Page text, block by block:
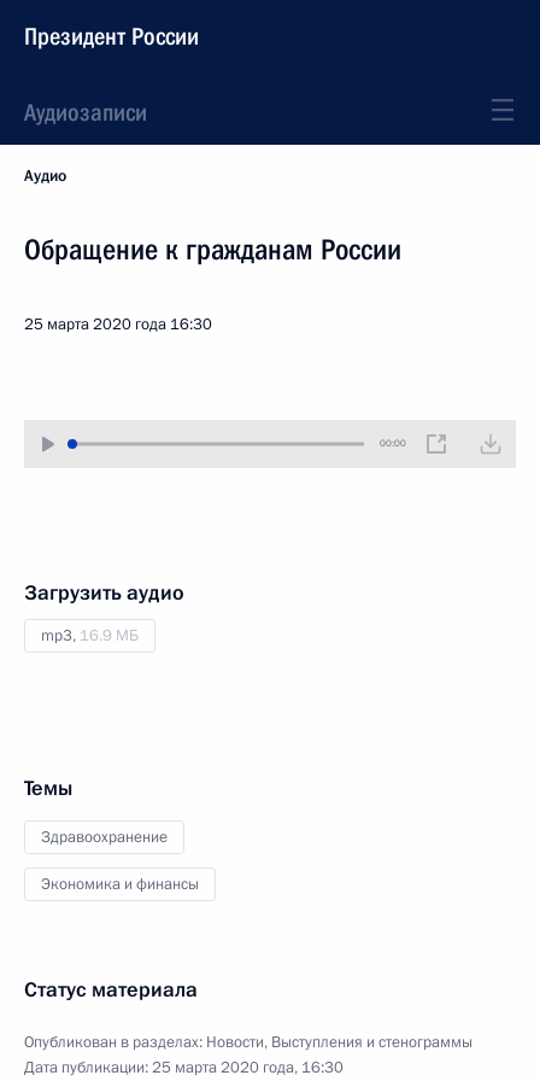
Президент России
Аудиозаписи
Аудио
Обращение к гражданам России
25 марта 2020 года 16:30
00:00
Загрузить аудио
mp3, 16.9 МБ
Темы
Здравоохранение
Экономика и финансы
Статус материала
Опубликован в разделах: Новости, Выступления и стенограммы
Дата публикации:25 марта 2020 года, 16:30